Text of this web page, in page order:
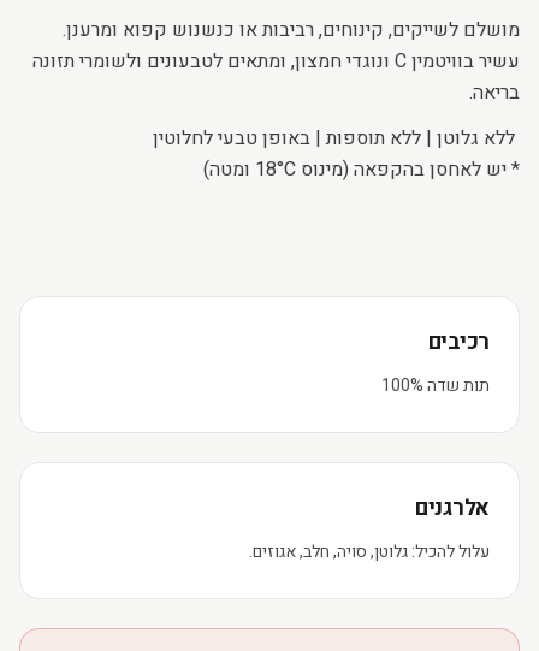
מושלם לשייקים, קינוחים, רביבות או כנשנוש קפוא ומרענן.
עשיר בוויטמין C ונוגדי חמצון, ומתאים לטבעונים ולשומרי תזונה
בריאה.
ללא גלוטן | ללא תוספות | באופן טבעי לחלוטין
* יש לאחסן בהקפאה (מינוס 18°C ​​ומטה)
רכיבים
תות שדה 100%
אלרגנים
עלול להכיל: גלוטן, סויה, חלב, אגוזים.